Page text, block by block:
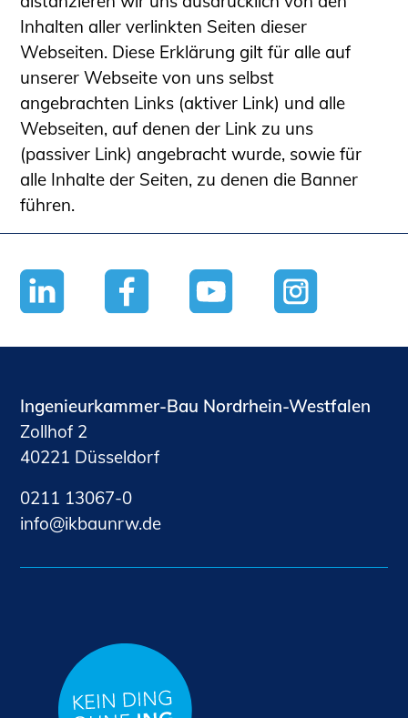
Inhalten aller verlinkten Seiten dieser
Webseiten. Diese Erklärung gilt für alle auf
unserer Webseite von uns selbst
angebrachten Links (aktiver Link) und alle
Webseiten, auf denen der Link zu uns
(passiver Link) angebracht wurde, sowie für
alle Inhalte der Seiten, zu denen die Banner
führen.
Ingenieurkammer-Bau Nordrhein-Westfalen
Zollhof 2
40221 Düsseldorf
0211 13067-0
nf
kb nrwd